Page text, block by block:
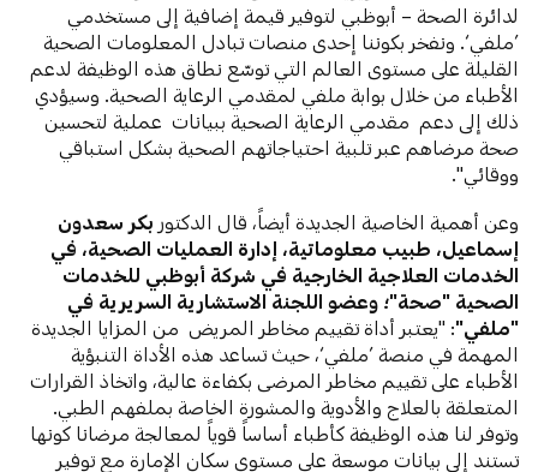
لدائرة الصحة – أبوظبي لتوفير قيمة إضافية إلى مستخدمي
’ملفي‘. ونفخر بكوننا إحدى منصات تبادل المعلومات الصحية
القليلة على مستوى العالم التي توسّع نطاق هذه الوظيفة لدعم
الأطباء من خلال بوابة ملفي لمقدمي الرعاية الصحية. وسيؤدي
ذلك إلى دعم مقدمي الرعاية الصحية ببيانات عملية لتحسين
صحة مرضاهم عبر تلبية احتياجاتهم الصحية بشكل استباقي
ووقائي".
وعن أهمية الخاصية الجديدة أيضاً، قال الدكتور بكر سعدون
إسماعيل، طبيب معلوماتية، إدارة العمليات الصحية، في
الخدمات العلاجية الخارجية في شركة أبوظبي للخدمات
الصحية "صحة"؛ وعضو اللجنة الاستشارية السريرية في
"ملفي": "يعتبر أداة تقييم مخاطر المريض من المزايا الجديدة
المهمة في منصة ’ملفي‘، حيث تساعد هذه الأداة التنبؤية
الأطباء على تقييم مخاطر المرضى بكفاءة عالية، واتخاذ القرارات
المتعلقة بالعلاج والأدوية والمشورة الخاصة بملفهم الطبي.
وتوفر لنا هذه الوظيفة كأطباء أساساً قوياً لمعالجة مرضانا كونها
تستند إلى بيانات موسعة على مستوى سكان الإمارة مع توفير